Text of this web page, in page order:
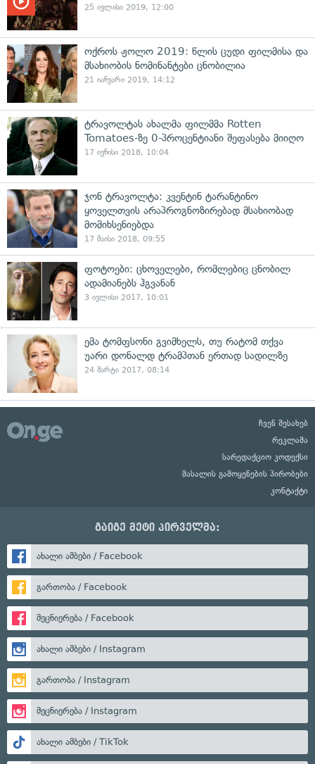
25 ივლისი 2019, 12:00
ოქროს ჟოლო 2019: წლის ცუდი ფილმისა და
მსახიობის ნომინანტები ცნობილია
21 იანვარი 2019, 14:12
ტრავოლტას ახალმა ფილმმა Rotten
Tomatoes-ზე 0-პროცენტიანი შეფასება მიიღო
17 ივნისი 2018, 10:04
ჯონ ტრავოლტა: კვენტინ ტარანტინო
ყოველთვის არაპროგნოზირებად მსახიობად
მომიხსენიებდა
17 მაისი 2018, 09:55
ფოტოები: ცხოველები, რომლებიც ცნობილ
ადამიანებს ჰგვანან
3 ივლისი 2017, 10:01
ემა ტომფსონი გვიმხელს, თუ რატომ თქვა
უარი დონალდ ტრამპთან ერთად სადილზე
24 მარტი 2017, 08:14
ჩვენ შესახებ
რეკლამა
სარედაქციო კოდექსი
მასალის გამოყენების პირობები
კონტაქტი
გაიგე მეტი პირველმა:
ახალი ამბები / Facebook
გართობა / Facebook
მეცნიერება / Facebook
ახალი ამბები / Instagram
გართობა / Instagram
მეცნიერება / Instagram
ახალი ამბები / TikTok